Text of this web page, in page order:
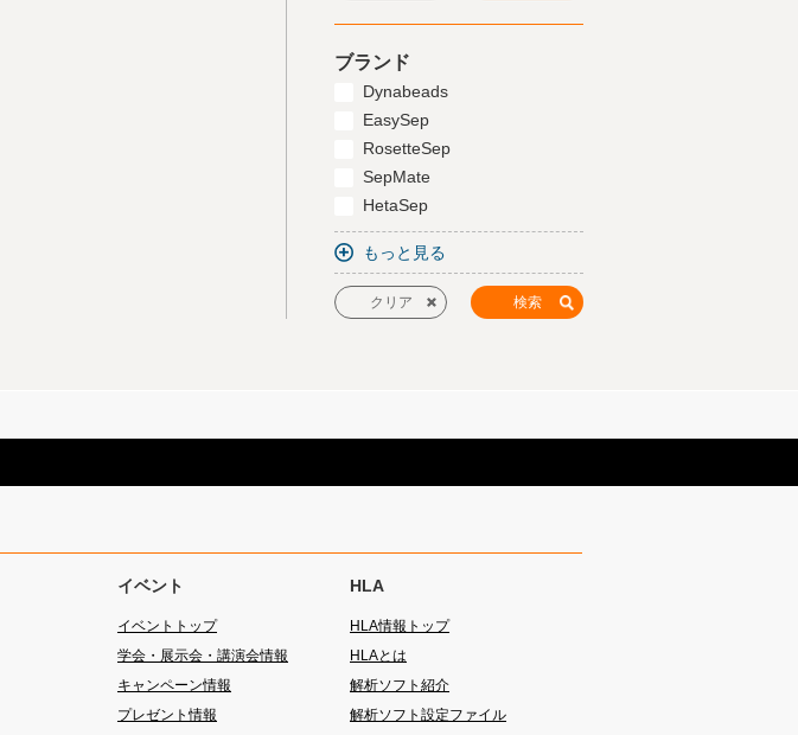
ブランド
Dynabeads
EasySep
RosetteSep
SepMate
HetaSep
もっと見る
イベント
イベントトップ
学会・展示会・講演会情報
キャンペーン情報
プレゼント情報
HLA
HLA情報トップ
HLAとは
解析ソフト紹介
解析ソフト設定ファイル